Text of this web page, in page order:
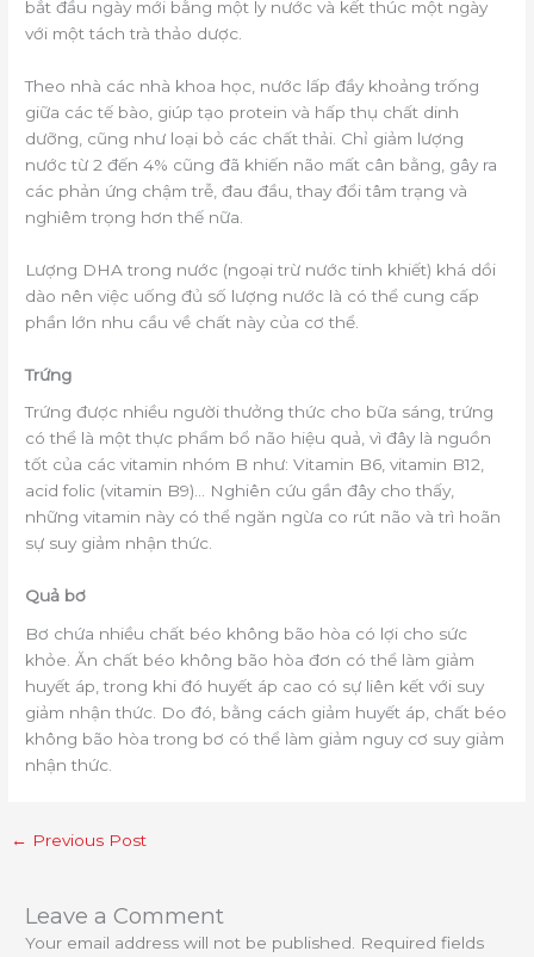
bắt đầu ngày mới bằng một ly nước và kết thúc một ngày
với một tách trà thảo dược.
Theo nhà các nhà khoa học, nước lấp đầy khoảng trống
giữa các tế bào, giúp tạo protein và hấp thụ chất dinh
dưỡng, cũng như loại bỏ các chất thải. Chỉ giảm lượng
nước từ 2 đến 4% cũng đã khiến não mất cân bằng, gây ra
các phản ứng chậm trễ, đau đầu, thay đổi tâm trạng và
nghiêm trọng hơn thế nữa.
Lượng DHA trong nước (ngoại trừ nước tinh khiết) khá dồi
dào nên việc uống đủ số lượng nước là có thể cung cấp
phần lớn nhu cầu về chất này của cơ thể.
Trứng
Trứng được nhiều người thưởng thức cho bữa sáng, trứng
có thể là một thực phẩm bổ não hiệu quả, vì đây là nguồn
tốt của các vitamin nhóm B như: Vitamin B6, vitamin B12,
acid folic (vitamin B9)… Nghiên cứu gần đây cho thấy,
những vitamin này có thể ngăn ngừa co rút não và trì hoãn
sự suy giảm nhận thức.
Quả bơ
Bơ chứa nhiều chất béo không bão hòa có lợi cho sức
khỏe. Ăn chất béo không bão hòa đơn có thể làm giảm
huyết áp, trong khi đó huyết áp cao có sự liên kết với suy
giảm nhận thức. Do đó, bằng cách giảm huyết áp, chất béo
không bão hòa trong bơ có thể làm giảm nguy cơ suy giảm
nhận thức.
← Previous Post
Leave a Comment
Your email address will not be published.
Required fields